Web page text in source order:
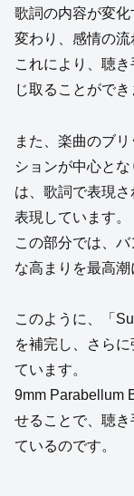
歌詞の内容が変
変わり、感情の流
これにより、聴
じ取ることができ
また、楽曲のブ
ションが中心と
は、歌詞で表現
表現しています。
この部分では、
な高まりを最高潮
このように、「
を補完し、さら
ています。
9mm Parabellum
せることで、聴
ているのです。